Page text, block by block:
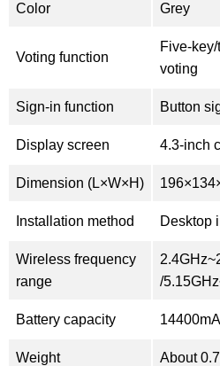
Color Grey
Voting function
Five-
voting
Sign-in function Button
Display screen 4.3-inch
Dimension (L×W×H)
Installation method Desktop
Wireless frequency
range
/
Battery capacity
Weight About